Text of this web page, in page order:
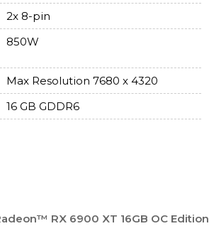
2x 8-pin
850W
Max Resolution 7680 x 4320
16 GB GDDR6
RX 6900 XT 16GB OC Edition